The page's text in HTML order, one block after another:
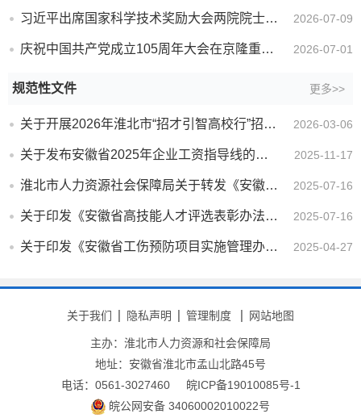
习近平出席国家科学技术奖励大会两院院士大会中国科协第十一次全国代表大会并发表重要讲话 2026-07-09
庆祝中国共产党成立105周年大会在京隆重举行 习近平发表重要讲话 2026-07-01
规范性文件 更多>>
关于开展2026年淮北市“招才引智高校行”招聘活动的通知 2026-03-06
关于发布安徽省2025年企业工资指导线的通知 2025-11-17
淮北市人力资源社会保障局关于转发《安徽省劳动保障行政处罚裁量基准（2023版）》及《安徽省行政处罚裁量... 2025-07-16
关于印发《安徽省高技能人才评选表彰办法》的通知 2025-07-16
关于印发《安徽省工伤预防项目实施管理办法》的通知 2025-04-27
关于我们 隐私声明 管理制度 网站地图
主办：淮北市人力资源和社会保障局
地址：安徽省淮北市孟山北路45号
电话：0561-3027460
皖ICP备19010085号-1
皖公网安备 34060002010022号